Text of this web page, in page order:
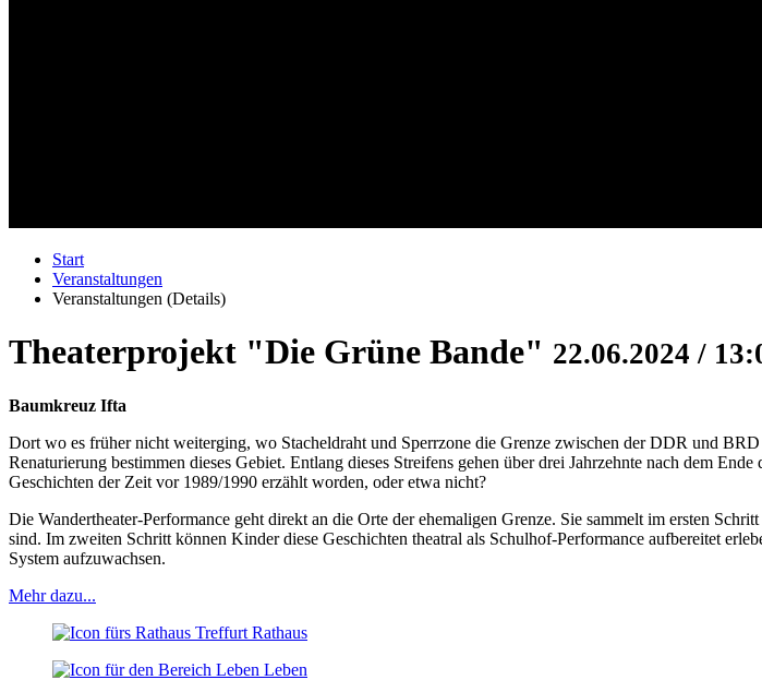
Start
Veranstaltungen
Veranstaltungen (Details)
Theaterprojekt "Die Grüne Bande" 22.06.2024 /
Baumkreuz Ifta
Dort wo es früher nicht weiterging, wo Stacheldraht und Sperrzone die Grenze zwischen der DDR und
Renaturierung bestimmen dieses Gebiet. Entlang dieses Streifens gehen über drei Jahrzehnte nach dem
Geschichten der Zeit vor 1989/1990 erzählt worden, oder etwa nicht?
Die Wandertheater-Performance geht direkt an die Orte der ehemaligen Grenze. Sie sammelt im ersten
sind. Im zweiten Schritt können Kinder diese Geschichten theatral als Schulhof-Performance aufbereitet
System aufzuwachsen.
Mehr dazu...
Rathaus
Leben